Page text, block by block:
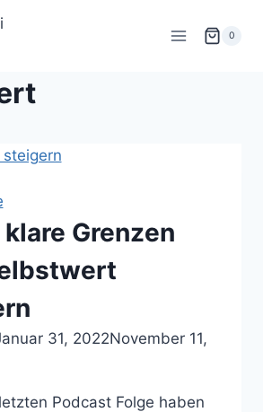
0
Grenzen
31, 2022November 11,
Podcast Folge haben